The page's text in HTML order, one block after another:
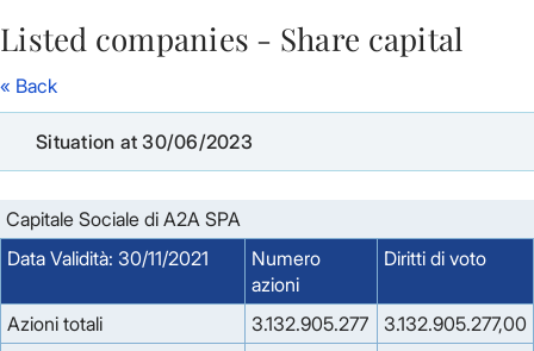
Skip to Main Content
Listed companies - Share capital
« Back
Situation at 30/06/2023
Capitale Sociale di A2A SPA
Data Validità: 30/11/2021
Numero
azioni
Diritti di voto
Azioni totali 3.132.905.277
3.132.905.277,00